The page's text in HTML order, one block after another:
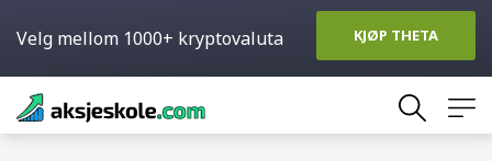
Skip
to
Velg mellom 1000+ kryptovaluta KJØP THETA